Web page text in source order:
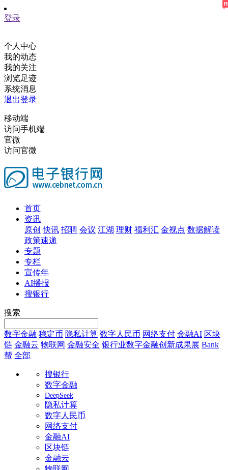
登录
个人中心
我的动态
我的关注
浏览足迹
系统消息
退出登录
移动端
访问手机端
官微
访问官微
首页
资讯
原创 快讯 招聘 会议 江湖 理财 福利汇 金视点 数据解读
政策速递
专题
专栏
宣传年
AI播报
搜银行
搜索
数字金融 稳定币 隐私计算 数字人民币 网络支付 金融AI 区块
链 金融云 物联网 金融安全 银行业数字金融创新成果展 Bank
帮 全部
搜银行
数字金融
DeepSeek
隐私计算
数字人民币
网络支付
金融AI
区块链
金融云